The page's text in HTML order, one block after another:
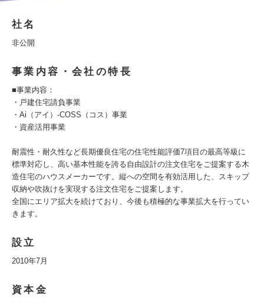
社名
非公開
事業内容・会社の特長
■事業内容：
・戸建住宅請負事業
・Ai（アイ）-COSS（コス）事業
・資産活用事業
耐震性・耐久性など長期優良住宅の住宅性能評価7項目の最高等級に
標準対応し、高い基本性能を誇る自由設計の注文住宅をご提案する木
造住宅のハウスメーカーです。縦への空間を有効活用した、スキップ
収納や吹抜けを実現する注文住宅をご提案します。
全国にエリア拡大を続けており、今後も積極的な事業拡大を行ってい
きます。
設立
2010年7月
資本金